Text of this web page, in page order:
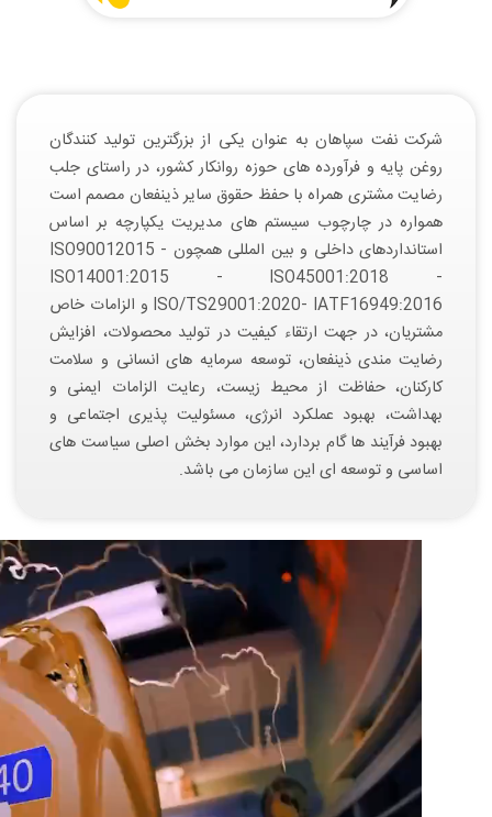
شركت نفت سپاهان به عنوان يكی از بزرگترين توليد كنندگان
روغن پایه و فرآورده های حوزه روانكار كشور، در راستای جلب
رضايت مشتری همراه با حفظ حقوق ساير ذينفعان مصمم است
همواره در چارچوب سيستم های مديريت یکپارچه بر اساس
استانداردهای داخلی و بین المللی همچون ISO90012015 -
ISO14001:2015 - ISO45001:2018 -
ISO/TS29001:2020- IATF16949:2016 و الزامات خاص
مشتریان، در جهت ارتقاء کیفیت در تولید محصولات، افزایش
رضایت مندی ذینفعان، توسعه سرمایه های انسانی و سلامت
کارکنان، حفاظت از محیط زیست، رعایت الزامات ایمنی و
بهداشت، بهبود عملکرد انرژی، مسئولیت پذیری اجتماعی و
بهبود فرآیند ها گام بردارد، این موارد بخش اصلی سیاست های
اساسی و توسعه ای این سازمان می باشد.